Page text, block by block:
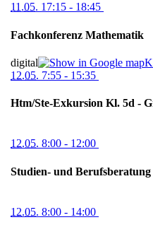
11.05. 17:15 - 18:45
Fachkonferenz Mathematik
digital
12.05. 7:55 - 15:35
Htm/Ste-Exkursion Kl. 5d -
12.05. 8:00 - 12:00
Studien- und Berufsberatung
12.05. 8:00 - 14:00